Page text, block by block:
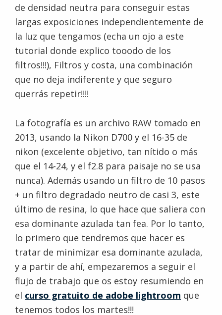
de densidad neutra para conseguir estas
largas exposiciones independientemente de
la luz que tengamos (echa un ojo a este
tutorial donde explico tooodo de los
filtros!!!), Filtros y costa, una combinación
que no deja indiferente y que seguro
querrás repetir!!!!
La fotografía es un archivo RAW tomado en
2013, usando la Nikon D700 y el 16-35 de
nikon (excelente objetivo, tan nítido o más
que el 14-24, y el f2.8 para paisaje no se usa
nunca). Además usando un filtro de 10 pasos
+ un filtro degradado neutro de casi 3, este
último de resina, lo que hace que saliera con
esa dominante azulada tan fea. Por lo tanto,
lo primero que tendremos que hacer es
tratar de minimizar esa dominante azulada,
y a partir de ahí, empezaremos a seguir el
flujo de trabajo que os estoy resumiendo en
el curso gratuito de adobe lightroom que
tenemos todos los martes!!!